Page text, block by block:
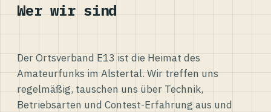
Wer wir sind
Der Ortsverband E13 ist die Heimat des
Amateurfunks im Alstertal. Wir treffen uns
regelmäßig, tauschen uns über Technik,
Betriebsarten und Contest-Erfahrung aus und